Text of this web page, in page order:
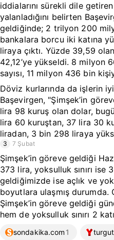
iddialarını sürekli dile
yalanladığını belirten
geldiğinde; 2 trilyon 200
bankalara borcu iki katına
liraya çıktı. Yüzde 39,59
42,12’ye yükseldi. 8 milyon
sayısı, 11 milyon 436 bin
Döviz kurlarında da işlerin
Başevirgen, "Şimşek’in
lira 98 kuruş olan dolar,
lira 60 kuruştan, 37 lira 30
liradan, 3 bin 298 liraya
3 7 Şubat
Şimşek’in göreve geldiği
373 lira, yoksulluk sınırı ise
geldiğimizde ise açlık ve
boyutlara ulaşmış durumda.
Şimşek’in göreve geldiği
hem de yoksulluk sınırı 2
sondakika.com 1